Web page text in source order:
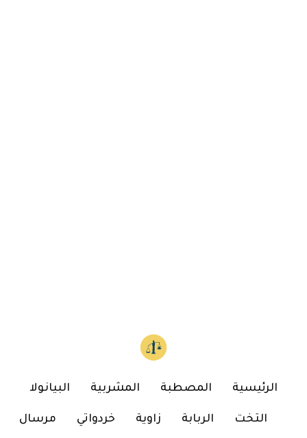
الرئيسية المصطبة المشربية البيانولا
التخت الربابة زاوية خردواتي مرسال